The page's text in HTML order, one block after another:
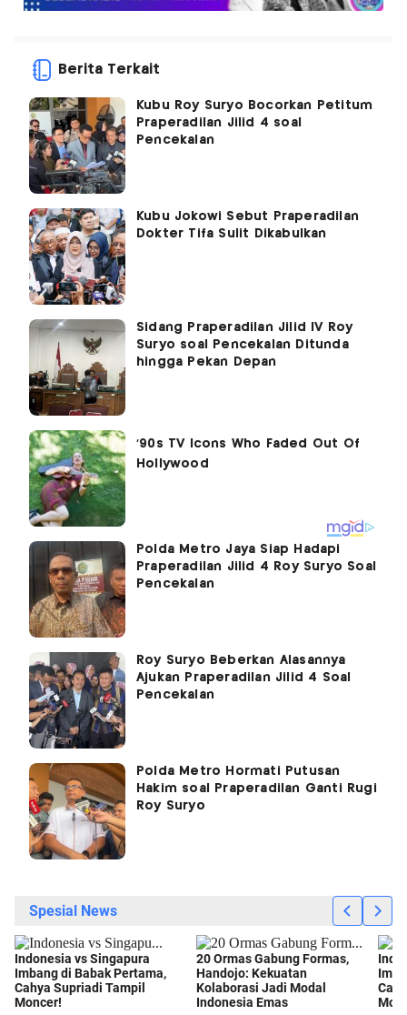
Berita Terkait
Kubu Roy Suryo Bocorkan Petitum
Praperadilan Jilid 4 soal
Pencekalan
Kubu Jokowi Sebut Praperadilan
Dokter Tifa Sulit Dikabulkan
Sidang Praperadilan Jilid IV Roy
Suryo soal Pencekalan Ditunda
hingga Pekan Depan
Polda Metro Jaya Siap Hadapi
Praperadilan Jilid 4 Roy Suryo Soal
Pencekalan
Roy Suryo Beberkan Alasannya
Ajukan Praperadilan Jilid 4 Soal
Pencekalan
Polda Metro Hormati Putusan
Hakim soal Praperadilan Ganti Rugi
Roy Suryo